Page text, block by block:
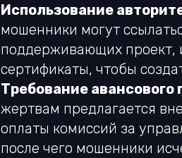
Использование
мошенники могут
поддерживающих проект,
сертификаты, чтобы
Требование
жертвам предлагается
оплаты комиссий за
после чего мошенники